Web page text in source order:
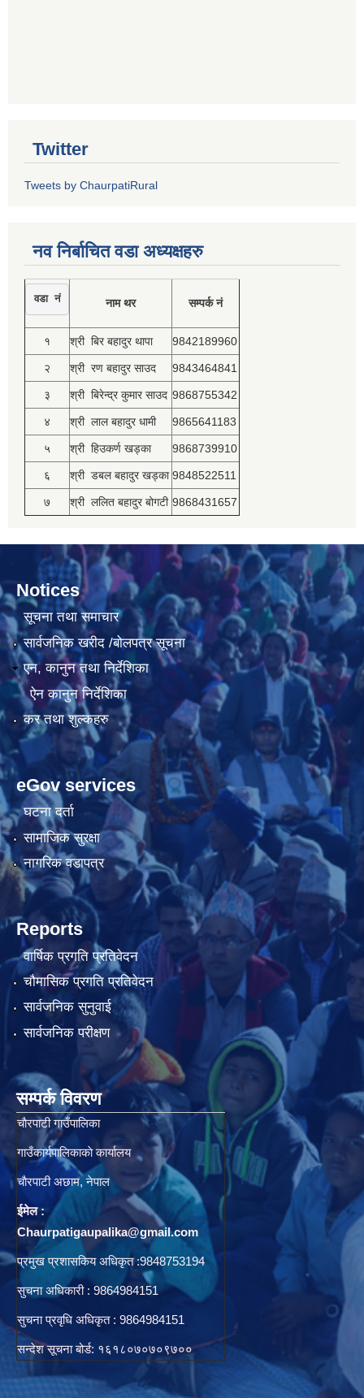
Twitter
Tweets by ChaurpatiRural
नव निर्बाचित वडा अध्यक्षहरु
वडा नं नाम थर सम्पर्क नं
१ श्री बिर बहादुर थापा 9842189960
२ श्री रण बहादुर साउद 9843464841
३ श्री बिरेन्द्र कुमार साउद 9868755342
४ श्री लाल बहादुर धामी 9865641183
५ श्री हिउकर्ण खड्का 9868739910
६ श्री डबल बहादुर खड्का 9848522511
७ श्री ललित बहादुर बोगटी 9868431657
Notices
सूचना तथा समाचार
सार्वजनिक खरीद /बोलपत्र सूचना
एन, कानुन तथा निर्देशिका
ऐन कानुन निर्देशिका
कर तथा शुल्कहरु
eGov services
घटना दर्ता
सामाजिक सुरक्षा
नागरिक वडापत्र
Reports
वार्षिक प्रगति प्रतिवेदन
चौमासिक प्रगति प्रतिवेदन
सार्वजनिक सुनुवाई
सार्वजनिक परीक्षण
सम्पर्क विवरण
चाैरपाटी गाउँपालिका
गाउँकार्यपालिकाकाे कार्यालय
चाैरपाटी अछाम, नेपाल
ईमेल :
Chaurpatigaupalika@gmail.com
प्रमुख प्रशासकिय अधिकृत :9848753194
सुचना अधिकारी : 9864984151
सुचना प्रवृधि अधिकृत : 9864984151
सन्देश सूचना बोर्ड: १६१८०७०७०९७००